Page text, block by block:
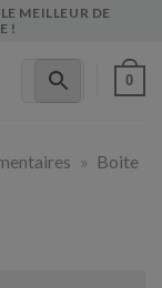
MEILLEUR DE
!
0
» Boite